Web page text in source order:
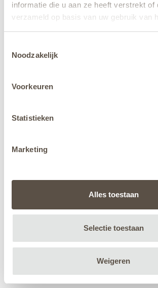
informatie die u aan ze heeft verstrekt of
verzameld op basis van uw gebruik van
jehier.
Noodzakelijk
Voorkeuren
Statistieken
Marketing
Alles toestaan
Selectie toestaan
Weigeren